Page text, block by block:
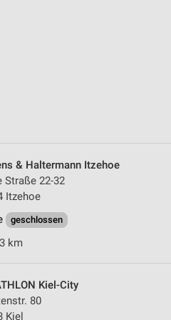
& Haltermann Itzehoe
Straße 22-32
Itzehoe
geschlossen
km
Kiel-City
80
Kiel
Informationen